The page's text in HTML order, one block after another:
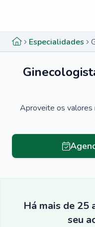
Especialidades
Aproveite os valores
Há mais de 25
seu